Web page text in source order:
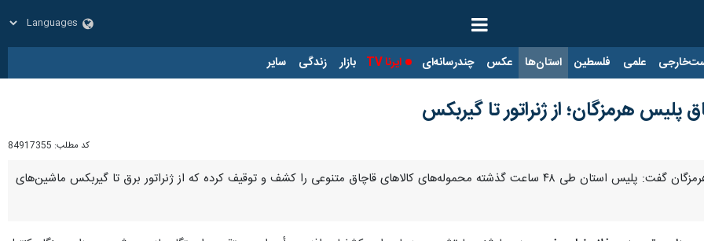
علمی فلسطین استان‌ها عکس چندرسانه‌ای ایرنا TV بازار زندگی سایر
هرمزگان؛ از ژنراتور تا گیربکس
کد مطلب: 84917355